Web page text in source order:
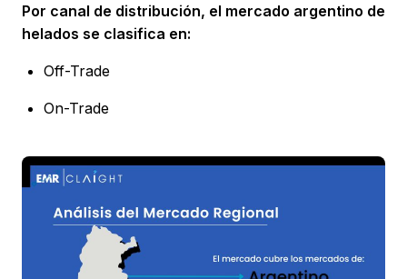
Por canal de distribución, el mercado argentino de
helados se clasifica en:
Off-Trade
On-Trade